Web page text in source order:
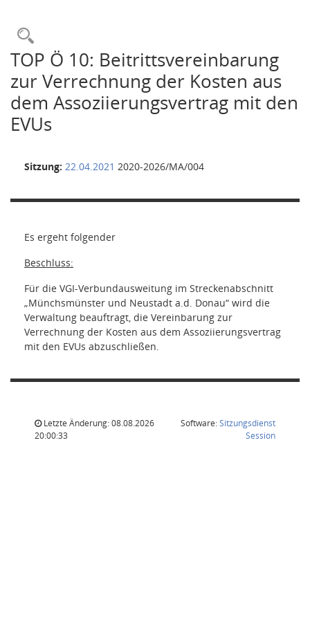
Rechercheauswahl
TOP Ö 10: Beitrittsvereinbarung
zur Verrechnung der Kosten aus
dem Assoziierungsvertrag mit den
EVUs
Sitzung: 22.04.2021 2020-2026/MA/004
Es ergeht folgender
Beschluss:
Für die VGI-Verbundausweitung im Streckenabschnitt
„Münchsmünster und Neustadt a.d. Donau“ wird die
Verwaltung beauftragt, die Vereinbarung zur
Verrechnung der Kosten aus dem Assoziierungsvertrag
mit den EVUs abzuschließen.
Letzte Änderung: 08.08.2026
20:00:33
Software:Sitzungsdienst
Session(Wird in